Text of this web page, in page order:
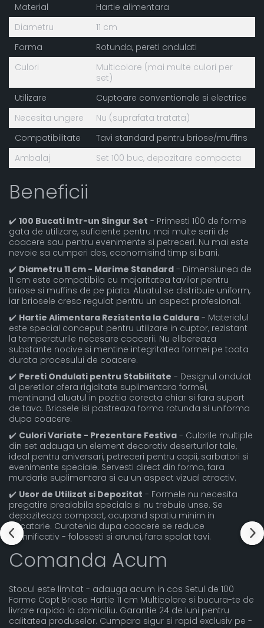
Material
Hartie alimentara
Diametru
11 cm
Forma
Rotunda, pereti ondulati
Culori
Multicolore (mai multe culori per
set)
Utilizare
Cuptoare conventionale si electrice
Necesita ungere
Nu (suprafata tratata)
Compatibilitate
Tavi standard pentru briose/muffins
Ambalaj
Set 100 buc, depozitare compacta
Beneficii
✔️ 100 Bucati Intr-un Singur Set - Primesti 100 de forme
gata de utilizare, suficiente pentru mai multe serii de
coacere sau pentru evenimente si petreceri. Nu mai este
nevoie sa cumperi des, economisind timp si bani.
✔️ Diametru 11 cm - Marime Standard - Dimensiunea de
11 cm este compatibila cu majoritatea tavilor pentru
briose si muffins de pe piata. Aluatul se distribuie uniform,
iar briosele cresc regulat pentru un aspect profesional.
✔️ Hartie Alimentara Rezistenta la Caldura - Materialul
este special conceput pentru utilizare in cuptor, rezistant
la temperaturile necesare coacerii. Nu elibereaza
substante nocive si mentine integritatea formei pe toata
durata procesului de coacere.
✔️ Pereti Ondulati pentru Stabilitate - Designul ondulat
al peretilor ofera rigiditate suplimentara formei,
mentinand aluatul in pozitia corecta chiar si fara suport
de tava. Briosele isi pastreaza forma rotunda si uniforma
dupa coacere.
✔️ Culori Variate - Prezentare Festiva - Culorile multiple
din set adauga un element decorativ deserturilor tale,
ideal pentru aniversari, petreceri pentru copii, sarbatori si
evenimente speciale. Servesti direct din forma, fara
murdarie suplimentara si cu un aspect vizual atractiv.
✔️ Usor de Utilizat si Depozitat - Formele nu necesita
pregatire prealabila speciala si nu trebuie unse. Se
depoziteaza compact, ocupand spatiu minim in
bucatarie. Curatenia dupa coacere se reduce
semnificativ - folosesti si arunci, fara spalat tavi.
Comanda Acum
Stocul este limitat - adauga acum in cos Setul de 100
Forme Copt Briose Hartie 11 cm Multicolore si bucura-te de
livrare rapida la domiciliu. Garantie 24 de luni pentru
calitatea produselor. Cumpara sigur si rapid exclusiv pe -